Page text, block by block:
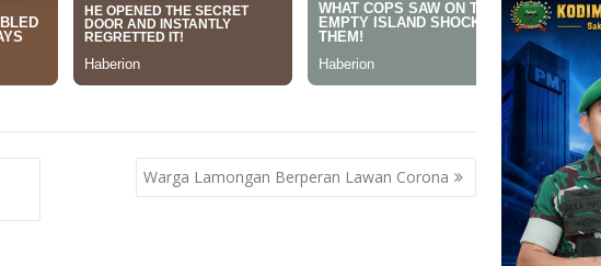
Warga Lamongan Berperan Lawan Corona